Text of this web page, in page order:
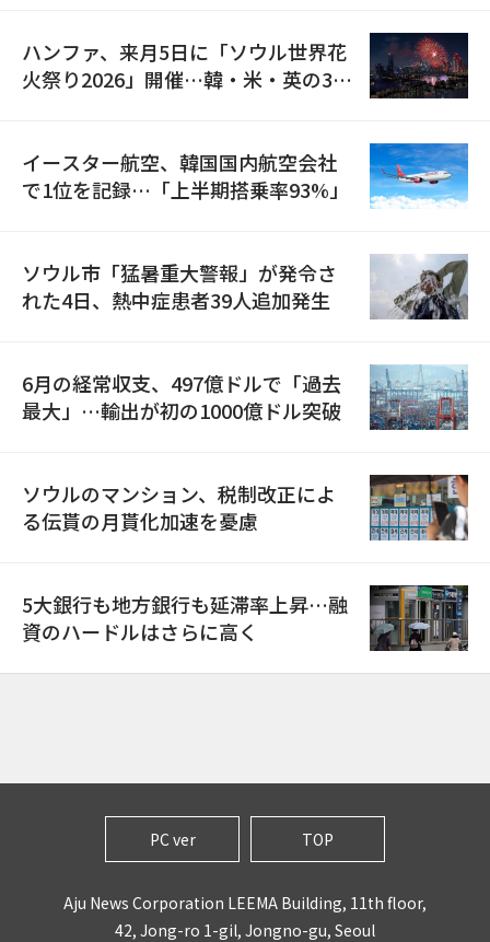
ハンファ、来月5日に「ソウル世界花
火祭り2026」開催…韓・米・英の3カ
イースター航空、韓国国内航空会社
で1位を記録…「上半期搭乗率93%」
ソウル市「猛暑重大警報」が発令さ
れた4日、熱中症患者39人追加発生
6月の経常収支、497億ドルで「過去
最大」…輸出が初の1000億ドル突破
ソウルのマンション、税制改正によ
る伝貰の月貰化加速を憂慮
5大銀行も地方銀行も延滞率上昇…融
資のハードルはさらに高く
PC ver TOP
Aju News Corporation LEEMA Building, 11th floor,
42, Jong-ro 1-gil, Jongno-gu, Seoul